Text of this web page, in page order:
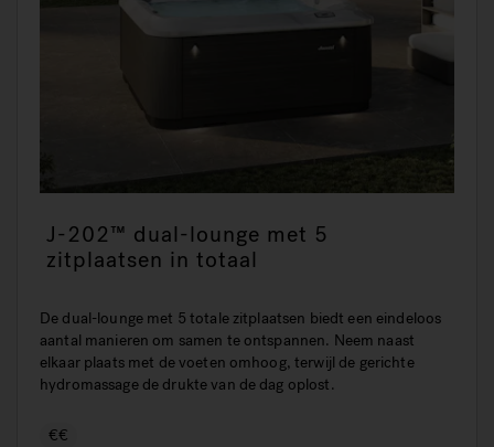
J-202™ dual-lounge met 5
zitplaatsen in totaal
De dual-lounge met 5 totale zitplaatsen biedt een eindeloos
aantal manieren om samen te ontspannen. Neem naast
elkaar plaats met de voeten omhoog, terwijl de gerichte
hydromassage de drukte van de dag oplost.
€€